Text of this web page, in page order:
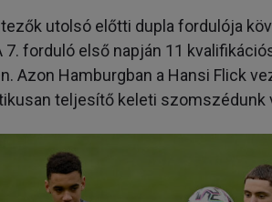
utolsó előtti dupla fordulója
7. forduló első napján 11
Azon Hamburgban a Hansi Flick
teljesítő keleti szomszédunk